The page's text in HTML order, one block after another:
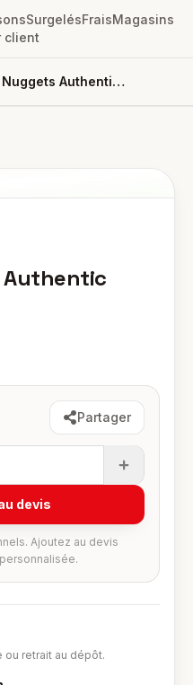
SurgelésFraisMagasins
client
Chicken Nuggets Authentic Oumaty
Authentic
Partager
devis
Ajoutez au devis
ou retrait au dépôt.